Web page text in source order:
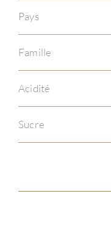
Pays
Famille
Acidité
Sucre